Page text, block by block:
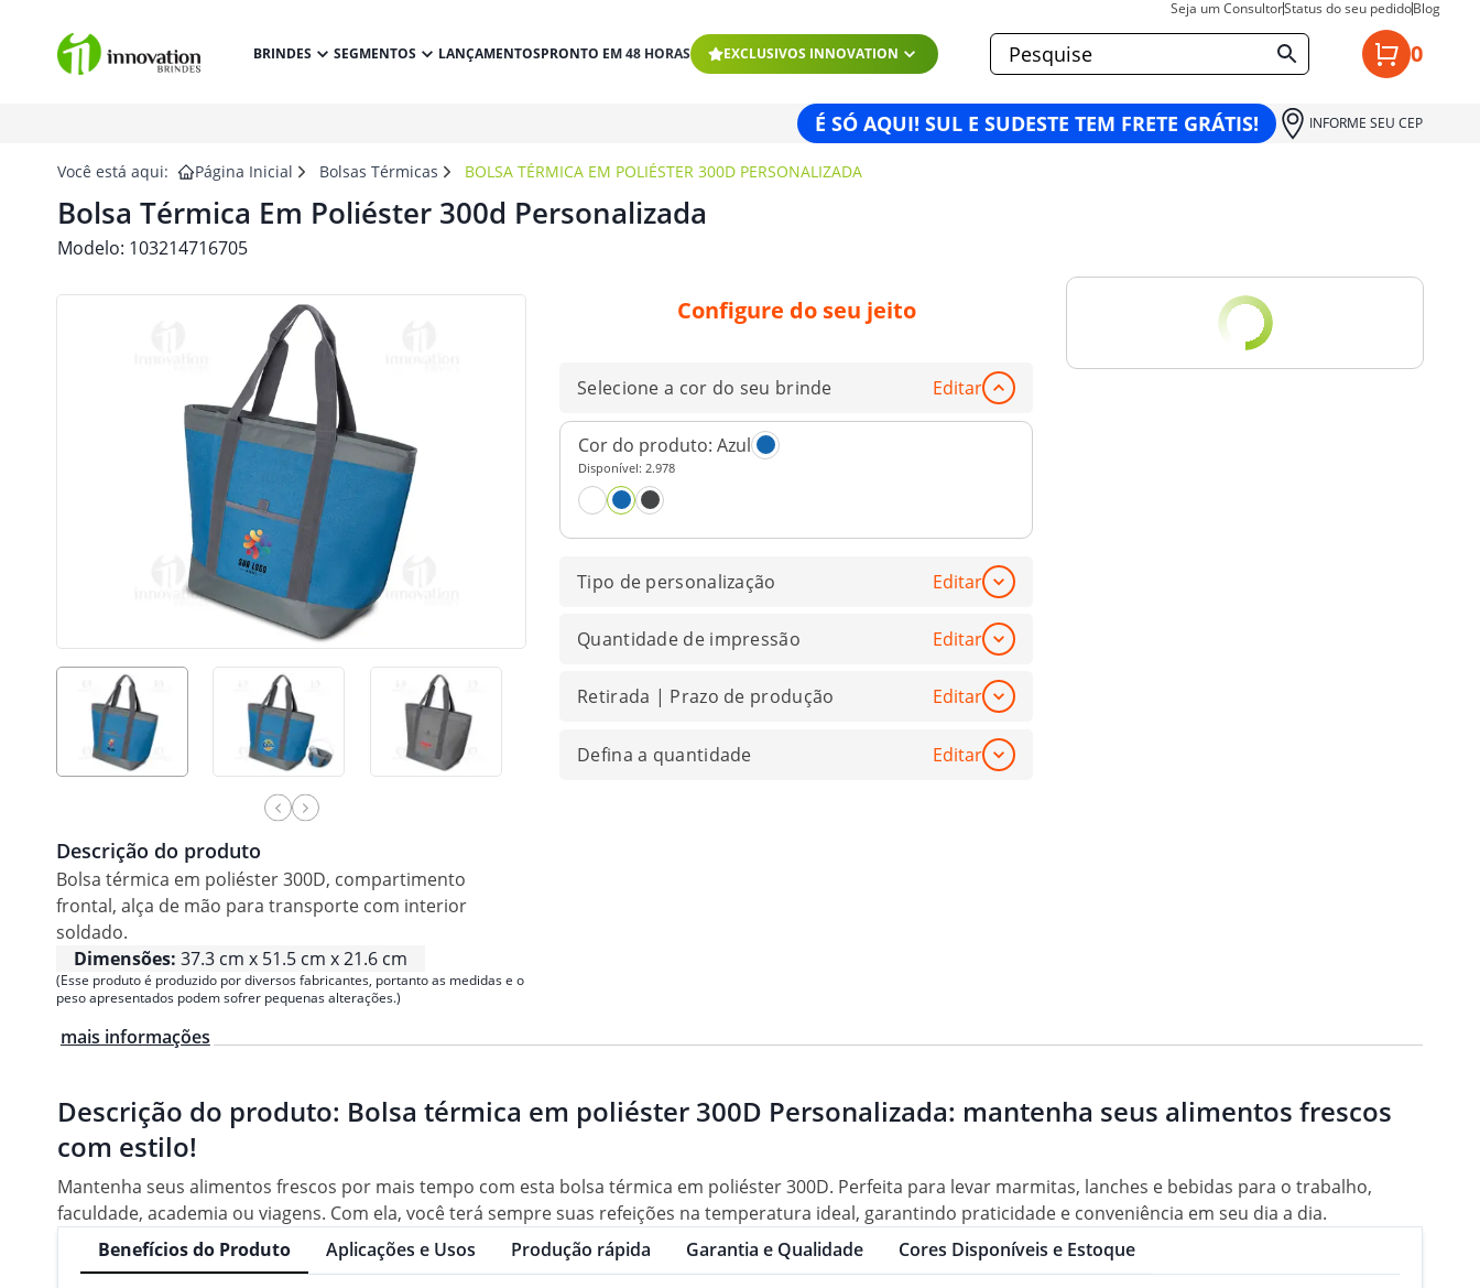
Seja um ConsultorStatus do seu pedidoBlog
BRINDES SEGMENTOS LANÇAMENTOSPRONTO EM 48 HORAS EXCLUSIVOS INNOVATION 0
É SÓ AQUI! SUL E SUDESTE TEM FRETE GRÁTIS! INFORME SEU CEP
Você está aqui: Página Inicial Bolsas Térmicas BOLSA TÉRMICA EM POLIÉSTER 300D PERSONALIZADA
Bolsa Térmica Em Poliéster 300d Personalizada
Modelo: 103214716705
Descrição do produto
Bolsa térmica em poliéster 300D, compartimento
frontal, alça de mão para transporte com interior
soldado.
Dimensões: 37.3 cm x 51.5 cm x 21.6 cm
(Esse produto é produzido por diversos fabricantes, portanto as medidas e o
peso apresentados podem sofrer pequenas alterações.)
Configure do seu jeito
Selecione a cor do seu brinde Editar
Cor do produto: Azul
Disponível: 2.978
Tipo de personalização Editar
Quantidade de impressão Editar
Retirada | Prazo de produção Editar
Defina a quantidade Editar
mais informações
Descrição do produto: Bolsa térmica em poliéster 300D Personalizada: mantenha seus alimentos frescos
com estilo!
Mantenha seus alimentos frescos por mais tempo com esta bolsa térmica em poliéster 300D. Perfeita para levar marmitas, lanches e bebidas para o trabalho,
faculdade, academia ou viagens. Com ela, você terá sempre suas refeições na temperatura ideal, garantindo praticidade e conveniência em seu dia a dia.
Benefícios do Produto
Aplicações e Usos Produção rápida Garantia e Qualidade Cores Disponíveis e Estoque